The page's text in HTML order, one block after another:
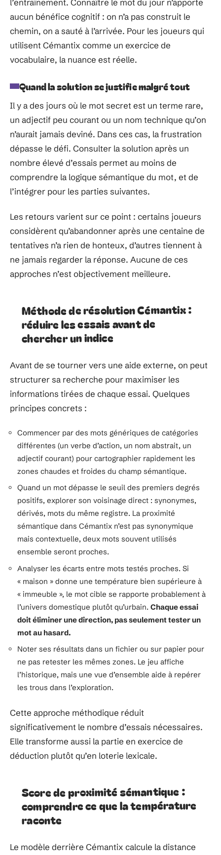
aucun bénéfice cognitif : on n’a pas construit le
chemin, on a sauté à l’arrivée. Pour les joueurs qui
utilisent Cémantix comme un exercice de
vocabulaire, la nuance est réelle.
Quand la solution se justifie malgré tout
Il y a des jours où le mot secret est un terme rare,
un adjectif peu courant ou un nom technique qu’on
n’aurait jamais deviné. Dans ces cas, la frustration
dépasse le défi. Consulter la solution après un
nombre élevé d’essais permet au moins de
comprendre la logique sémantique du mot, et de
l’intégrer pour les parties suivantes.
Les retours varient sur ce point : certains joueurs
considèrent qu’abandonner après une centaine de
tentatives n’a rien de honteux, d’autres tiennent à
ne jamais regarder la réponse. Aucune de ces
approches n’est objectivement meilleure.
Méthode de résolution Cémantix :
réduire les essais avant de
chercher un indice
Avant de se tourner vers une aide externe, on peut
structurer sa recherche pour maximiser les
informations tirées de chaque essai. Quelques
principes concrets :
Commencer par des mots génériques de catégories
différentes (un verbe d’action, un nom abstrait, un
adjectif courant) pour cartographier rapidement les
zones chaudes et froides du champ sémantique.
Quand un mot dépasse le seuil des premiers degrés
positifs, explorer son voisinage direct : synonymes,
dérivés, mots du même registre. La proximité
sémantique dans Cémantix n’est pas synonymique
mais contextuelle, deux mots souvent utilisés
ensemble seront proches.
Analyser les écarts entre mots testés proches. Si
« maison » donne une température bien supérieure à
« immeuble », le mot cible se rapporte probablement à
l’univers domestique plutôt qu’urbain. Chaque essai
doit éliminer une direction, pas seulement tester un
mot au hasard.
Noter ses résultats dans un fichier ou sur papier pour
ne pas retester les mêmes zones. Le jeu affiche
l’historique, mais une vue d’ensemble aide à repérer
les trous dans l’exploration.
Cette approche méthodique réduit
significativement le nombre d’essais nécessaires.
Elle transforme aussi la partie en exercice de
déduction plutôt qu’en loterie lexicale.
Score de proximité sémantique :
comprendre ce que la température
raconte
Le modèle derrière Cémantix calcule la distance